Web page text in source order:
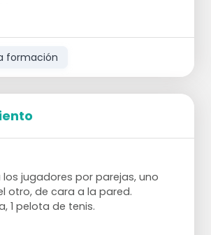
y dobla la rodilla 90 grados. La
izquierda lo más cerca posible
sube.
pierna derecha, con el pie girado
hacia delante, hacia el
derecho. Doble la rodilla izquierda.
a la posición de base.
la pierna derecha hacia atrás,
base.
pierna izquierda estirada hacia
y dobla la rodilla 90 grados. La
derecha lo más cerca posible
formación
jugadores por parejas, uno
otro, de cara a la pared.
1 pelota de tenis.